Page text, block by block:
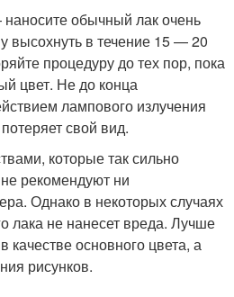
обычный лак очень
высохнуть в течение 15 — 20
процедуру до тех пор, пока
цвет. Не до конца
лампового излучения
свой вид.
которые так сильно
рекомендуют ни
Однако в некоторых случаях
лака не нанесет вреда. Лучше
качестве основного цвета, а
рисунков.